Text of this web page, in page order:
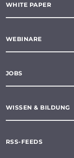
WHITE PAPER
WEBINARE
JOBS
WISSEN & BILDUNG
RSS-FEEDS